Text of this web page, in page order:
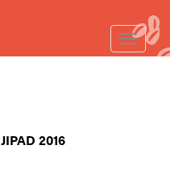
Toggle
JIPAD 2016